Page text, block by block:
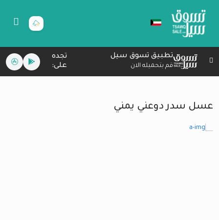
تطبيق تسوق سيل
قم بتحميله الان
تجده
على:
عسل سدر دوعني يمني